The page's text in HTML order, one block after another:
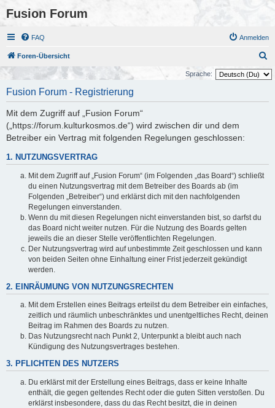
Fusion Forum
FAQ Anmelden
Foren-Übersicht
u
Sprache:
Fusion Forum - Registrierung
Mit dem Zugriff auf „Fusion Forum“
(„https://forum.kulturkosmos.de“) wird zwischen dir und dem
Betreiber ein Vertrag mit folgenden Regelungen geschlossen:
1. NUTZUNGSVERTRAG
Mit dem Zugriff auf „Fusion Forum“ (im Folgenden „das Board“) schließt
du einen Nutzungsvertrag mit dem Betreiber des Boards ab (im
Folgenden „Betreiber“) und erklärst dich mit den nachfolgenden
Regelungen einverstanden.
Wenn du mit diesen Regelungen nicht einverstanden bist, so darfst du
das Board nicht weiter nutzen. Für die Nutzung des Boards gelten
jeweils die an dieser Stelle veröffentlichten Regelungen.
Der Nutzungsvertrag wird auf unbestimmte Zeit geschlossen und kann
von beiden Seiten ohne Einhaltung einer Frist jederzeit gekündigt
werden.
2. EINRÄUMUNG VON NUTZUNGSRECHTEN
Mit dem Erstellen eines Beitrags erteilst du dem Betreiber ein einfaches,
zeitlich und räumlich unbeschränktes und unentgeltliches Recht, deinen
Beitrag im Rahmen des Boards zu nutzen.
Das Nutzungsrecht nach Punkt 2, Unterpunkt a bleibt auch nach
Kündigung des Nutzungsvertrages bestehen.
3. PFLICHTEN DES NUTZERS
Du erklärst mit der Erstellung eines Beitrags, dass er keine Inhalte
enthält, die gegen geltendes Recht oder die guten Sitten verstoßen. Du
erklärst insbesondere, dass du das Recht besitzt, die in deinen